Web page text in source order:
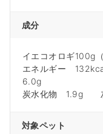
成分
イエコオロギ100g
エネルギー
6.0g
炭水化物 1.9g
対象ペット